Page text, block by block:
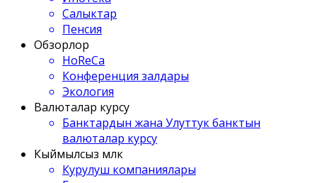
Салыктар
Пенсия
Обзорлор
HoReCa
Конференция залдары
Экология
Валюталар курсу
Банктардын жана Улуттук банктын
валюталар курсу
Кыймылсыз мүлк
Курулуш компаниялары